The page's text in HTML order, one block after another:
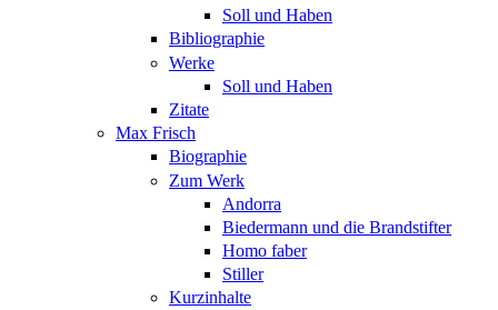
Soll und Haben
Bibliographie
Werke
Soll und Haben
Zitate
Max Frisch
Biographie
Zum Werk
Andorra
Biedermann und die Brandstifter
Homo faber
Stiller
Kurzinhalte